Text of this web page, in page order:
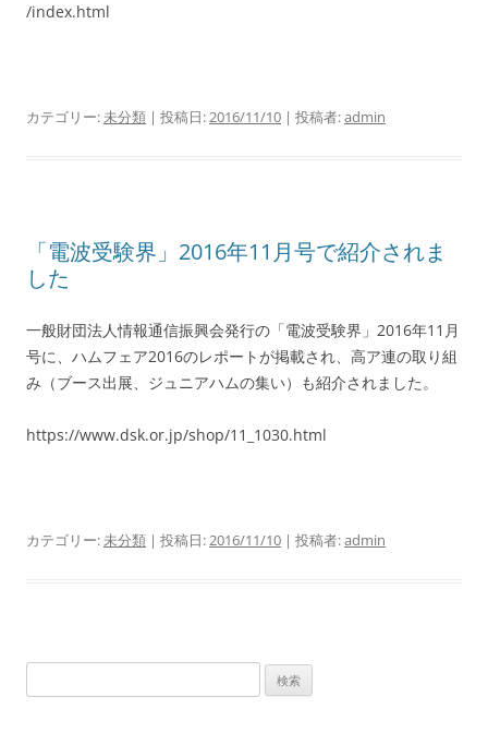
/index.html
カテゴリー:未分類 | 投稿日:2016/11/10 | 投稿者:admin
「電波受験界」2016年11月号で紹介されま
した
一般財団法人情報通信振興会発行の「電波受験界」2016年11月
号に、ハムフェア2016のレポートが掲載され、高ア連の取り組
み（ブース出展、ジュニアハムの集い）も紹介されました。
https://www.dsk.or.jp/shop/11_1030.html
カテゴリー:未分類 | 投稿日:2016/11/10 | 投稿者:admin
索: